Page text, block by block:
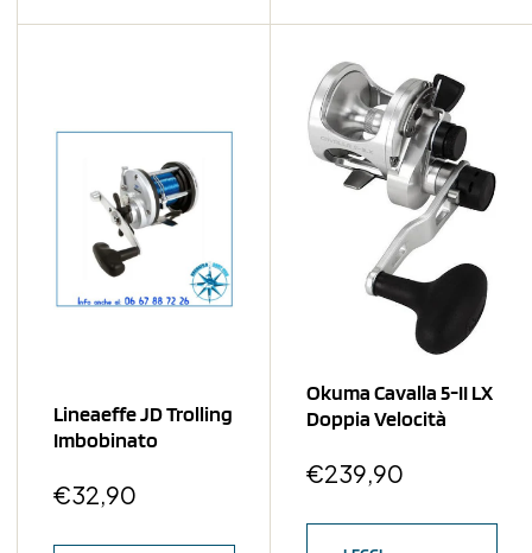
Lineaeffe JD Trolling
Imbobinato
€32,90
Okuma Cavalla 5-II LX
Doppia Velocità
€239,90